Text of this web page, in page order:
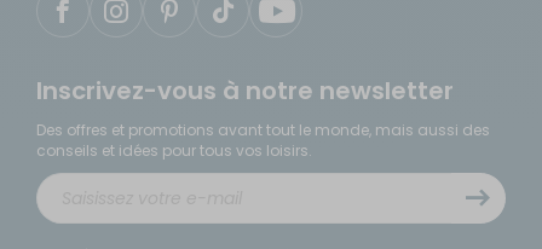
Inscrivez-vous à notre newsletter
Des offres et promotions avant tout le monde, mais aussi des
conseils et idées pour tous vos loisirs.